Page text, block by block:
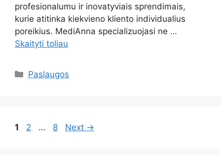
profesionalumu ir inovatyviais sprendimais,
kurie atitinka kiekvieno kliento individualius
poreikius. MediAnna specializuojasi ne …
Skaityti toliau
Kategorijos
Paslaugos
Page
1 Page
2 … Page
8 Next →